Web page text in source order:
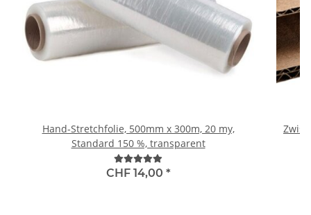
Hand-Stretchfolie, 500mm x 300m, 20 my,
Standard 150 %, transparent
CHF 14,00 *